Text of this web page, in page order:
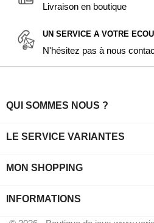
Livraison en boutique
UN SERVICE A VOTRE
N'hésitez pas à nous
QUI SOMMES NOUS ?
LE SERVICE VARIANTES
MON SHOPPING
INFORMATIONS